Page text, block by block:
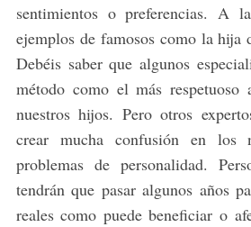
sentimientos o preferencias. A
ejemplos de famosos como la hija
Debéis saber que algunos
método como el más
nuestros hijos. Pero otros
crear mucha confusión en
problemas de personalidad.
tendrán que pasar algunos años
reales como puede beneficiar o